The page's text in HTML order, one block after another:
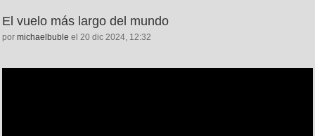
El vuelo más largo del mundo
por michaelbuble el 20 dic 2024, 12:32